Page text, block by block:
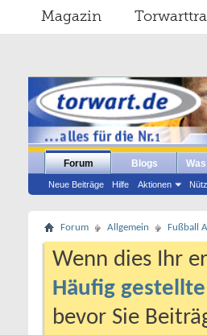
Magazin
Forum
Neue Beiträge Hilfe Aktionen
Blogs
Forum Allgemein Fußball
Wenn dies Ihr
Häufig gestellte
bevor Sie